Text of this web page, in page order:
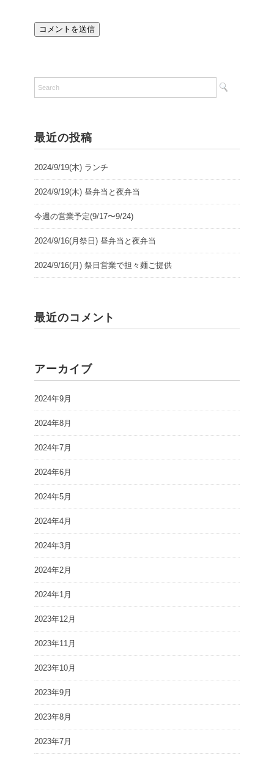
最近の投稿
2024/9/19(木) ランチ
2024/9/19(木) 昼弁当と夜弁当
今週の営業予定(9/17〜9/24)
2024/9/16(月祭日) 昼弁当と夜弁当
2024/9/16(月) 祭日営業で担々麺ご提供
最近のコメント
アーカイブ
2024年9月
2024年8月
2024年7月
2024年6月
2024年5月
2024年4月
2024年3月
2024年2月
2024年1月
2023年12月
2023年11月
2023年10月
2023年9月
2023年8月
2023年7月